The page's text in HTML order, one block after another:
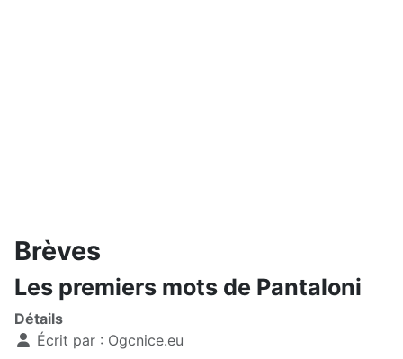
Brèves
Les premiers mots de Pantaloni
Détails
Écrit par : Ogcnice.eu